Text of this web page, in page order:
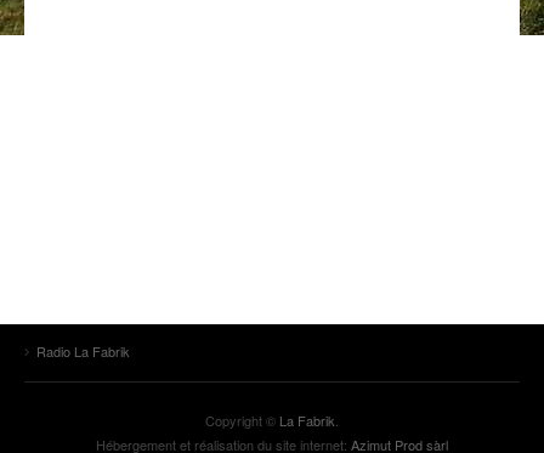
Radio La Fabrik
Copyright © La Fabrik
Hébergement et réalisation du site internet: Azimut Prod sàrl